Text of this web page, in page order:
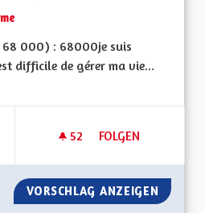
68 000) : 68000je suis
difficile de gérer ma vie...
52 52 FOLLOWER
FOLGEN
AIDE AUX
VORSCHLAG ANZEIGEN AIDE